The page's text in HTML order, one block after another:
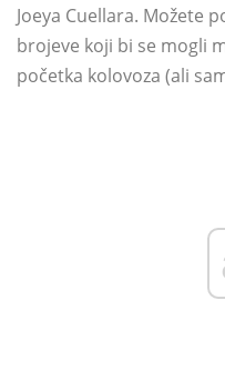
Joeya Cuellara. Možete
brojeve koji bi se mogli
početka kolovoza (ali